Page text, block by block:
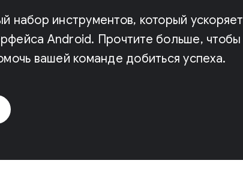
набор инструментов, который ускоряет
Android. Прочтите больше, чтобы
вашей команде добиться успеха.